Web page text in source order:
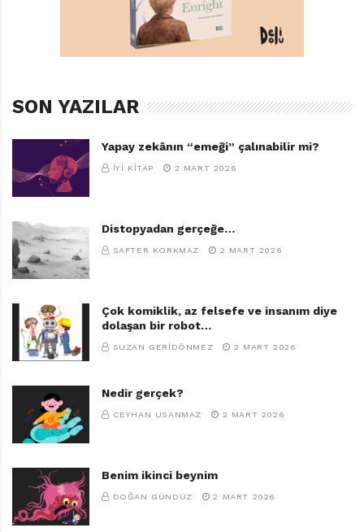
NARJES MOHAMMADI
, NE ŞAHANE FIKIR!
SON YAZILAR
Yapay zekânın “emeği” çalınabilir mi?
İYI KITAP 2 MART 2026
Distopyadan gerçeğe…
SAFTER KORKMAZ 2 MART 2026
Çok komiklik, az felsefe ve insanım diye
dolaşan bir robot…
SUZAN GERIDÖNMEZ 2 MART 2026
Nedir gerçek?
CEYHAN USANMAZ 2 MART 2026
Benim ikinci beynim
DOĞAN GÜNDÜZ 2 MART 2026